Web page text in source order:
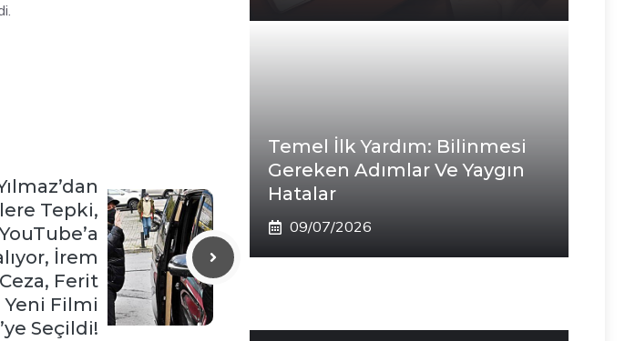
Tepki,
İrem
Ferit
Yeni Filmi
Seçildi!
Temel İlk Yardım: Bilinmesi
Gereken Adımlar Ve Yaygın
Hatalar
09/07/2026